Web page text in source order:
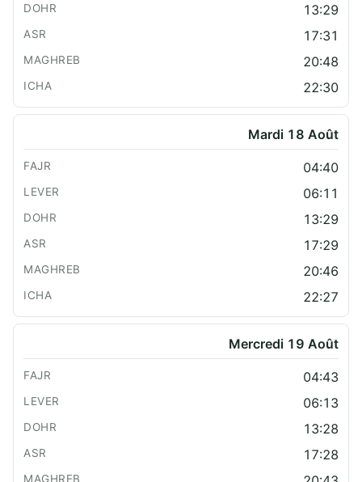
13:29
17:31
20:48
22:30
Mardi 18 Août
04:40
06:11
13:29
17:29
20:46
22:27
Mercredi 19 Août
04:43
06:13
13:28
17:28